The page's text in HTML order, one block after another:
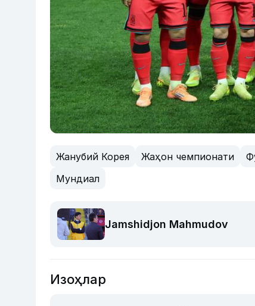
Жанубий Корея Жаҳон чемпионати
Мундиал
Jamshidjon Mahmudov
Изоҳлар